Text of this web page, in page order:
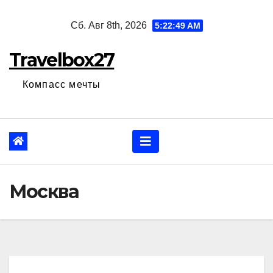
Сб. Авг 8th, 2026 5:22:50 AM
Travelbox27
Компасс мечты
Москва